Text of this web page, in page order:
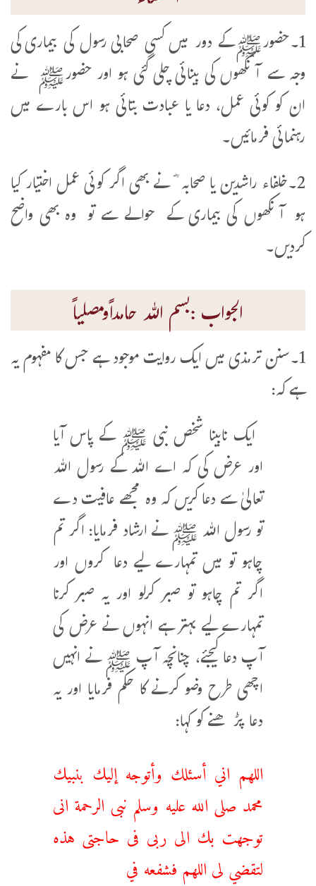
1۔حضورﷺکے دور میں کسی صحابی رسول کی بیماری کی
وجہ سے آنکھوں کی بینائی چلی گئی ہو اور حضورﷺ نے
ان کو کوئی عمل، دعا یا عبادت بتائی ہو اس بارے میں
رہنمائی فرمائیں۔
2۔خلفاء راشدین یا صحابہ ؓ نے بھی اگر کوئی عمل اختیار کیا
ہو آنکھوں کی بیماری کے حوالے سے تو وہ بھی واضح
کردیں۔
الجواب :بسم اللہ حامداًومصلیاً
1۔سنن ترمذی میں ایک روایت موجود ہے جس کا مفہوم یہ
ہے کہ:
ایک نابینا شخص نبی ﷺ کے پاس آیا
اور عرض کی کہ اے اللہ کے رسول اللہ
تعالیٰ سے دعا کریں کہ وہ مجھے عافیت دے
تو رسول اللہ ﷺ نے ارشاد فرمایا: اگر تم
چاہو تو میں تمہارے لیے دعا کروں اور
اگر تم چاہو تو صبر کرلو اور یہ صبر کرنا
تمہارےلیے بہتر ہے انہوں نے عرض کی
آپ دعا کیجئے، چنانچہ آپ ﷺ نے انہیں
اچھی طرح وضو کرنے کا حکم فرمایا اور یہ
دعا پڑھنے کو کہا:
اللهم اني أسئلك وأتوجه إليك بنبيك
محمد صلى الله عليه وسلم نبى الرحمة انى
توجهت بك الى ربى فى حاجتى هذه
لتقضي لى اللهم فشفعه في